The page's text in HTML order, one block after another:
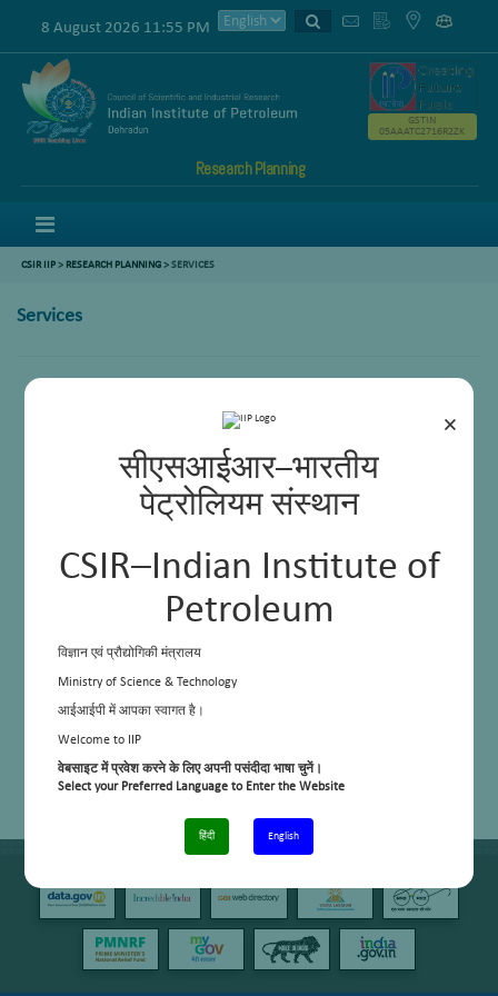
×
सीएसआईआर–भारतीय
पेट्रोलियम संस्थान
CSIR–Indian Institute of
Petroleum
विज्ञान एवं प्रौद्योगिकी मंत्रालय
Ministry of Science & Technology
आईआईपी में आपका स्वागत है।
Welcome to IIP
वेबसाइट में प्रवेश करने के लिए अपनी पसंदीदा भाषा चुनें।
Select your Preferred Language to Enter the Website
हिंदी English
8 August 2026 11:55 PM
Research Planning
GSTIN
05AAATC2716R2ZK
CSIR IIP> RESEARCH PLANNING> SERVICES
Services